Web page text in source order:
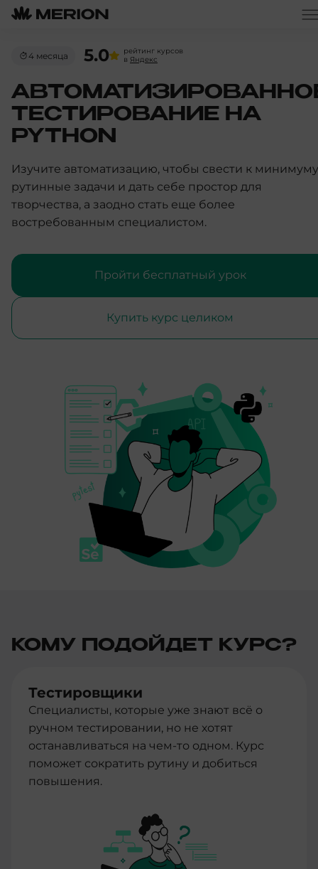
4 месяца 5.0
рейтинг курсов
в Яндекс
ТЕСТИРОВАНИЕ НА
PYTHON
Изучите автоматизацию, чтобы свести к минимуму
рутинные задачи и дать себе простор для
творчества, а заодно стать еще более
востребованным специалистом.
Пройти бесплатный урок
Купить курс целиком
КОМУ ПОДОЙДЕТ КУРС?
Тестировщики
Специалисты, которые уже знают всё о
ручном тестировании, но не хотят
останавливаться на чем-то одном. Курс
поможет сократить рутину и добиться
повышения.